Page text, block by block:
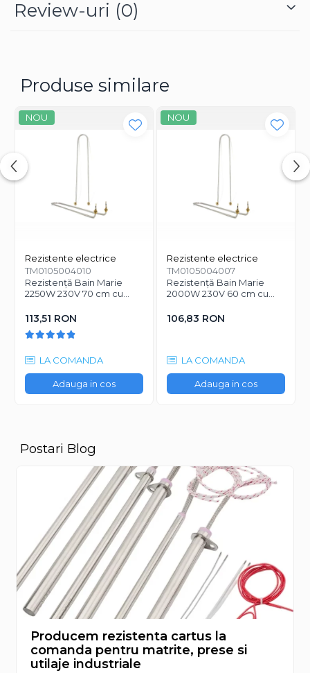
Review-uri (0)
Produse similare
NOU
Rezistente electrice
TM0105004010
Rezistență Bain Marie
2250W 230V 70 cm cu
113,51 RON
LA COMANDA
Adauga in cos
NOU
Rezistente electrice
TM0105004007
Rezistență Bain Marie
2000W 230V 60 cm cu
106,83 RON
LA COMANDA
Adauga in cos
Postari Blog
Producem rezistenta cartus la
comanda pentru matrite, prese si
utilaje industriale